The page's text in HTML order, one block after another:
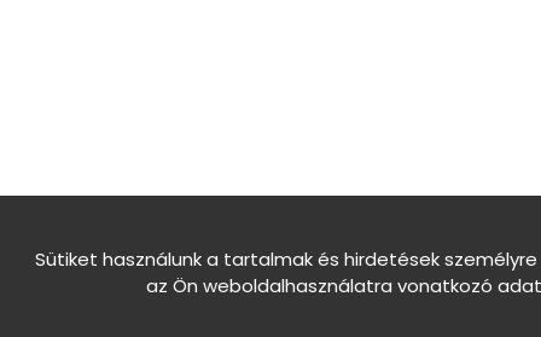
Sütiket használunk a tartalmak és hirdetések
az Ön weboldalhasználatra vonatkozó